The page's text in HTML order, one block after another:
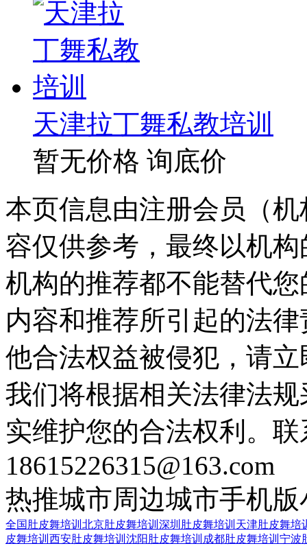
天津拉丁舞私教培训
暂无价格 询底价
本页信息由注册会员（
容仅供参考，最终以机
机构的推荐都不能替代
内容和推荐所引起的法
他合法权益被侵犯，请
我们将根据相关法律法
实维护您的合法权利。
18615226315@163.com
热推城市周边城市手机版
全国肚皮舞培训 北京肚皮舞培训 深圳肚皮舞培训 天津肚皮舞培
皮舞培训 西安肚皮舞培训 沈阳肚皮舞培训 成都肚皮舞培训 宁波